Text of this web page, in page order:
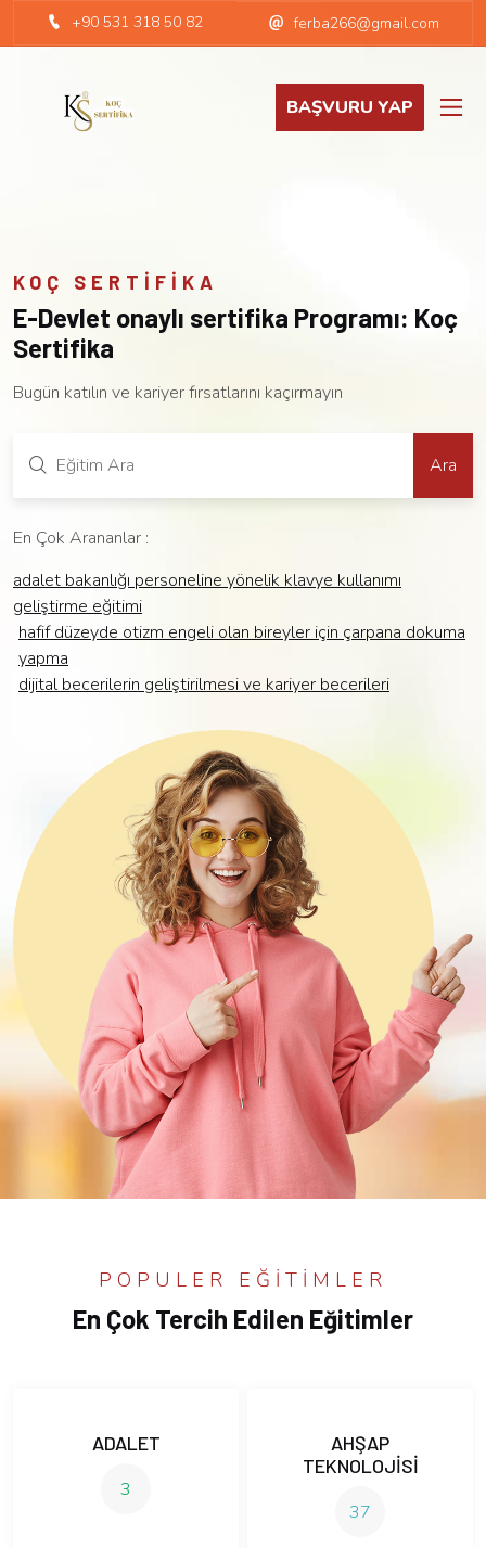
+90 531 318 50 82 ferba266@gmail.com
BAŞVURU YAP
KOÇ SERTIFIKA
E-Devlet onaylı sertifika Programı: Koç
Sertifika
Bugün katılın ve kariyer fırsatlarını kaçırmayın
Ara
En Çok Arananlar :
adalet bakanliği personeli̇ne yöneli̇k klavye kullanimi
geli̇şti̇rme eği̇ti̇mi̇
hafi̇f düzeyde oti̇zm engeli̇ olan bi̇reyler i̇çi̇n çarpana dokuma
yapma
di̇ji̇tal beceri̇leri̇n geli̇şti̇ri̇lmesi̇ ve kari̇yer beceri̇leri̇
POPULER EĞITIMLER
En Çok Tercih Edilen Eğitimler
ADALET
3
AHŞAP
TEKNOLOJİSİ
37